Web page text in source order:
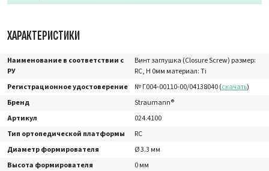
ХАРАКТЕРИСТИКИ
Наименование в соответствии с
РУ
Винт заглушка (Closure Screw) размер:
RC, H 0мм материал: Ti
Регистрационное удостоверение
№ Г004-00110-00/04138040 (скачать)
Бренд
Straumann®
Артикул
024.4100
Тип ортопедической платформы
RC
Диаметр формирователя
Ø 3.3 мм
Высота формирователя
0 мм